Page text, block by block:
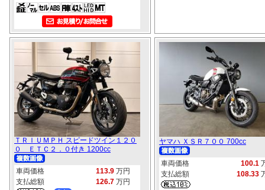
ＴＲＩＵＭＰＨ スピードツイン１２０
０ ＥＴＣ２．０付き 1200cc
車両価格 113.9 万円
支払総額
126.7 万円
ヤマハ ＸＳＲ７００ 700cc
車両価格 100.1
支払総額
108.33